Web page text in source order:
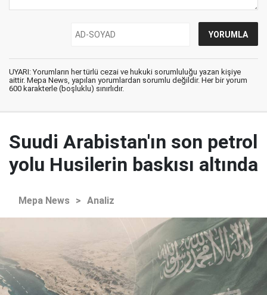
UYARI: Yorumların her türlü cezai ve hukuki sorumluluğu yazan kişiye
aittir. Mepa News, yapılan yorumlardan sorumlu değildir. Her bir yorum
600 karakterle (boşluklu) sınırlıdır.
Suudi Arabistan'ın son petrol
yolu Husilerin baskısı altında
Mepa News > Analiz